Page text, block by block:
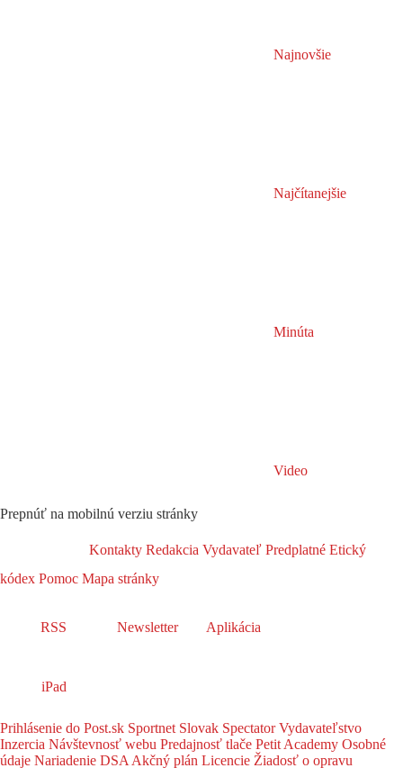
Najnovšie
Najčítanejšie
Minúta
Video
Prepnúť na mobilnú verziu stránky
Kontakty Redakcia Vydavateľ Predplatné Etický
kódex Pomoc Mapa stránky
RSS Newsletter Aplikácia
iPad
Prihlásenie do Post.sk Sportnet Slovak SpectatorVydavateľstvo
Inzercia Návštevnosť webu Predajnosť tlače Petit Academy Osobné
údaje Nariadenie DSA Akčný plán Licencie Žiadosť o opravu